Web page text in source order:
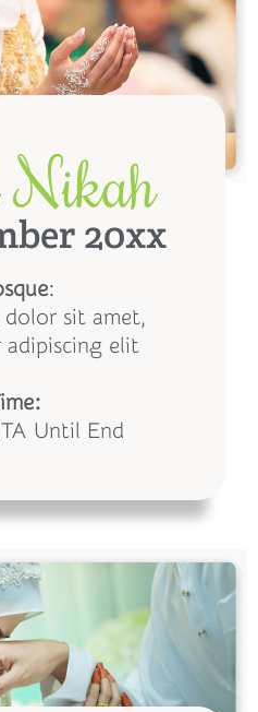
20xx
:
dolor sit amet,
adipiscing elit
Until End